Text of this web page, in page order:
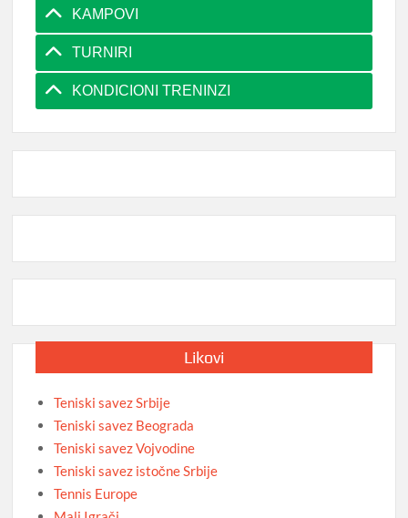
KAMPOVI
TURNIRI
KONDICIONI TRENINZI
Likovi
Teniski savez Srbije
Teniski savez Beograda
Teniski savez Vojvodine
Teniski savez istočne Srbije
Tennis Europe